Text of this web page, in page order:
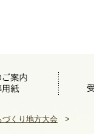
くり地方大会
>